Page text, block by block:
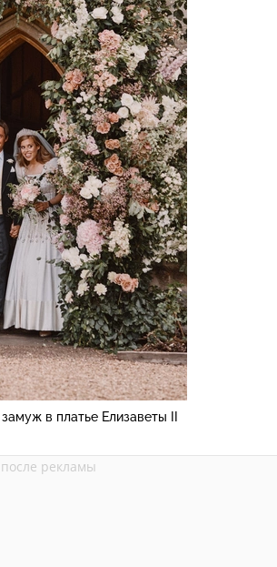
в платье Елизаветы II